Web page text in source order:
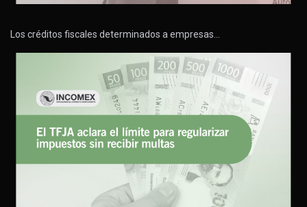
Los créditos fiscales determinados a empresas…